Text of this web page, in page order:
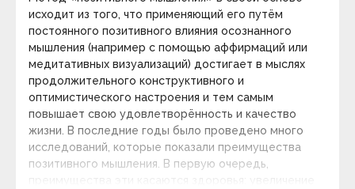
исходит из того, что применяющий его путём
постоянного позитивного влияния осознанного
мышления (например с помощью аффирмаций или
медитативных визуализаций) достигает в мыслях
продолжительного конструктивного и
оптимистического настроения и тем самым
повышает свою удовлетворённость и качество
жизни. В последние годы было проведено много
исследований, которые показали преимущества
позитивного мышления. В первую очередь,